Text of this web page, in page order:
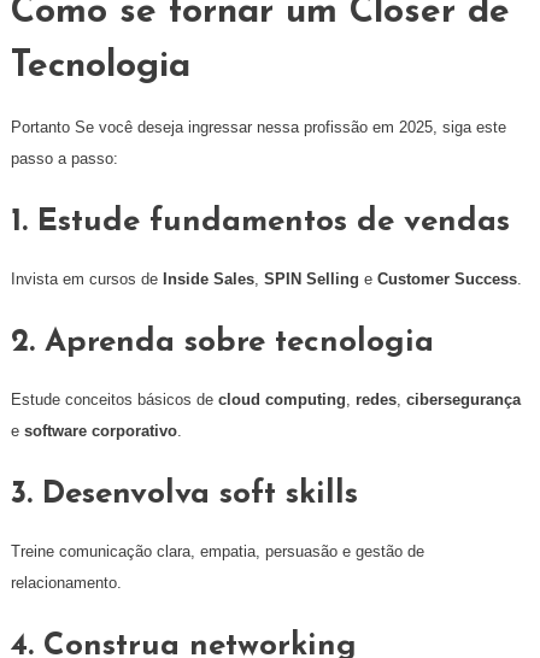
Como se tornar um Closer de
Tecnologia
Portanto Se você deseja ingressar nessa profissão em 2025, siga este
passo a passo:
1. Estude fundamentos de vendas
Invista em cursos de Inside Sales, SPIN Selling e Customer Success.
2. Aprenda sobre tecnologia
Estude conceitos básicos de cloud computing redes, cibersegurança
e software corporativo.
3. Desenvolva soft skills
Treine comunicação clara, empatia, persuasão e gestão de
relacionamento.
4. Construa networking